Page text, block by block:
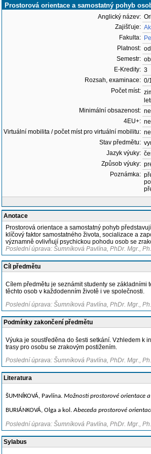
Prostorová orientace a samostatný pohyb
Anglický název:
Zajišťuje:
Fakulta:
Platnost:
Semestr:
E-Kredity: 3
Rozsah, examinace: 0/
Počet míst:
Minimální obsazenost:
4EU+: ne
Virtuální mobilita / počet míst pro virtuální mobilitu: ne
Stav předmětu:
Jazyk výuky:
Způsob výuky:
Poznámka:
Anotace
Prostorová orientace a samostatný pohyb
klíčový faktor samostatného života, socializace a
významně ovlivňují psychickou pohodu osob se
Poslední úprava: Šumníková Pavlína, PhDr. Mgr.,
Cíl předmětu
Cílem předmětu je seznámit studenty se základními
těchto osob v každodenním životě i ve společnosti.
Poslední úprava: Šumníková Pavlína, PhDr. Mgr.,
Podmínky zakončení předmětu
Výuka je soustředěna do šesti setkání. Vzhledem k
trasy pro osobu se zrakovým postižením.
Poslední úprava: Šumníková Pavlína, PhDr. Mgr.,
Literatura
ŠUMNÍKOVÁ, Pavlína. Možnosti prostorové orientace
BURIÁNKOVÁ, Olga a kol.Abeceda prostorové
Poslední úprava: Šumníková Pavlína, PhDr. Mgr.,
Sylabus